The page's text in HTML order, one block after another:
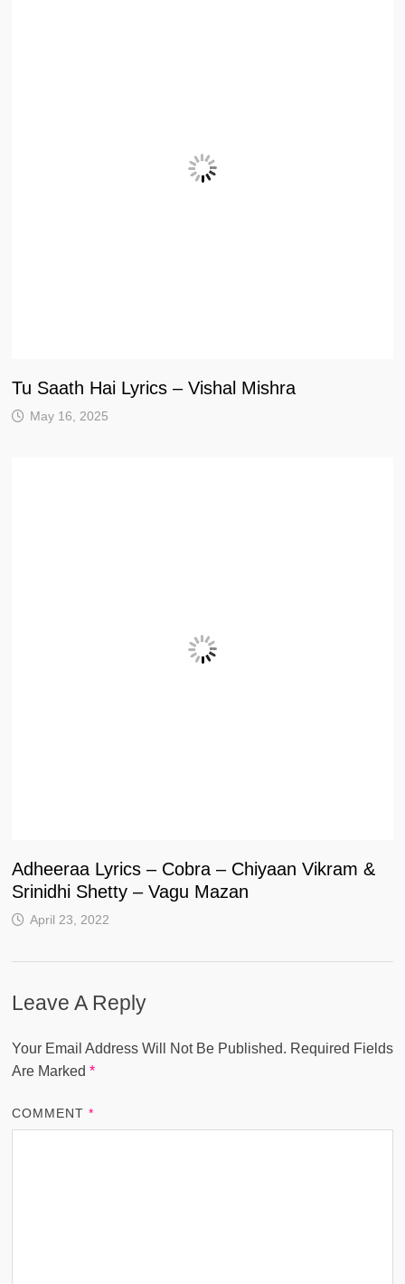
Tu Saath Hai Lyrics – Vishal Mishra
May 16, 2025
Adheeraa Lyrics – Cobra – Chiyaan Vikram &
Srinidhi Shetty – Vagu Mazan
April 23, 2022
Leave A Reply
Your Email Address Will Not Be Published. Required Fields
Are Marked *
COMMENT*